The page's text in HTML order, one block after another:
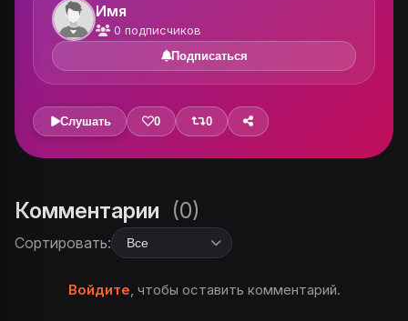
Имя
0 подписчиков
Подписаться
Слушать 0 0
Комментарии (0)
Сортировать:
Войдите, чтобы оставить комментарий.